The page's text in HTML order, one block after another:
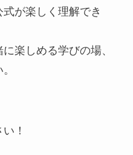
が楽しく理解でき
楽しめる学びの場、
！